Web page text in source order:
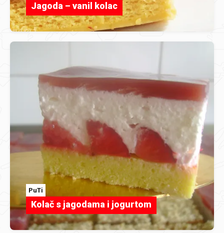
Jagoda – vanil kolac
PuTi
Kolač s jagodama i jogurtom